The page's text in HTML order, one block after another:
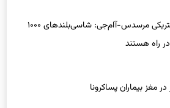
جت‌های الکتریکی مرسدس-آام‌جی: شاسی‌بلندهای ۱۰۰۰
راه هستند
در مغز بیماران پساکرونا